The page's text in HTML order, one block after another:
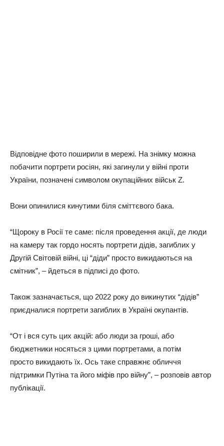
Відповідне фото поширили в мережі. На знімку можна
побачити портрети росіян, які загинули у війні проти
України, позначені символом окупаційних військ Z.
Вони опинилися кинутими біля сміттєвого бака.
“Щороку в Росії те саме: після проведення акції, де люди
на камеру так гордо носять портрети дідів, загиблих у
Другій Світовій війні, ці “діди” просто викидаються на
смітник”, – йдеться в підписі до фото.
Також зазначається, що 2022 року до викинутих “дідів”
приєдналися портрети загиблих в Україні окупантів.
“От і вся суть цих акцій: або люди за гроші, або
бюджетники носяться з цими портретами, а потім
просто викидають їх. Ось таке справжнє обличчя
підтримки Путіна та його міфів про війну”, – розповів автор
публікації.